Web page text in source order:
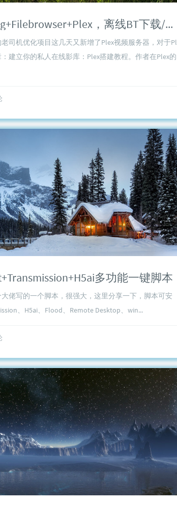
使用Docker安装Aria2+AriaNg+Filebrowser+Plex，离线BT下载/建立私人影院
司机优化项目这几天又新增了Plex视频服务器，对于Pl
建立你的私人在线影库：Plex搭建教程。作者在Plex的
多功能一键脚本
佬写的一个脚本，很强大，这里分享一下，脚本可安
、H5ai、Flood、Remote Desktop、win...